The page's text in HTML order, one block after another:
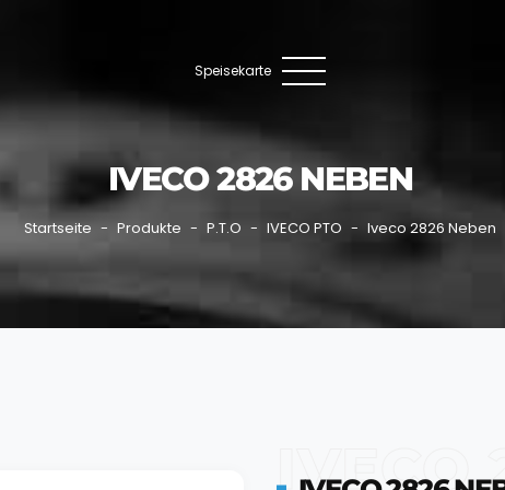
Speisekarte
IVECO 2826 NEBEN
Startseite Produkte P.T.O IVECO PTO Iveco 2826 Neben
IVECO